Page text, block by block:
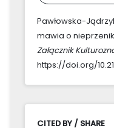
Pawłowska-
mawia o
Załącznik
https://doi.org/
CITED BY / SHARE